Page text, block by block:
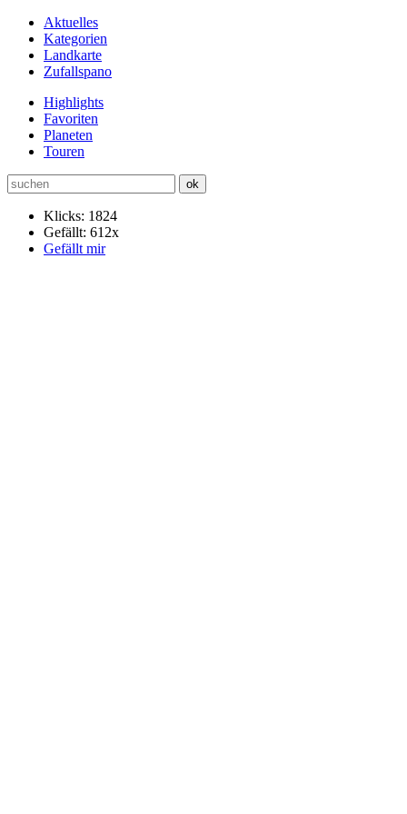
Aktuelles
Kategorien
Landkarte
Zufallspano
Highlights
Favoriten
Planeten
Touren
Klicks: 1824
Gefällt: 612x
Gefällt mir